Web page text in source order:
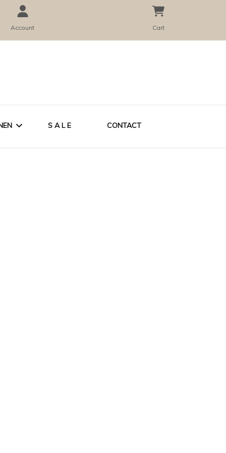
S A L E CONTACT
Account Cart